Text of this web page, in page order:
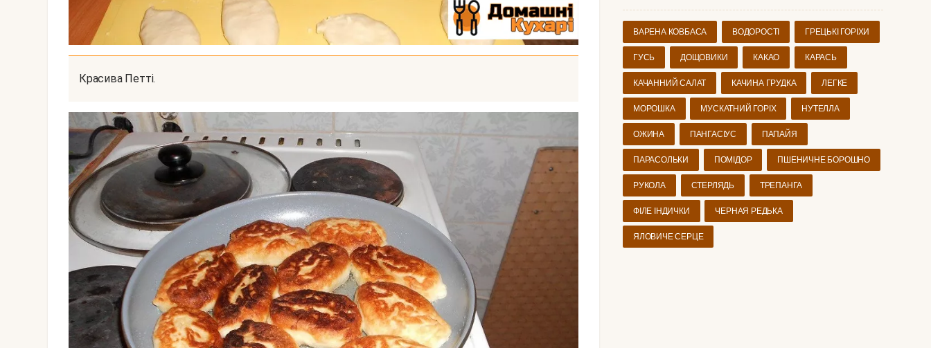
Красива Петті.
ВАРЕНА КОВБАСА ВОДОРОСТІ ГРЕЦЬКІ ГОРІХИ
ГУСЬ ДОЩОВИКИ КАКАО КАРАСЬ
КАЧАННИЙ САЛАТ КАЧИНА ГРУДКА ЛЕГКЕ
МОРОШКА МУСКАТНИЙ ГОРІХ НУТЕЛЛА
ОЖИНА ПАНГАСІУС ПАПАЙЯ
ПАРАСОЛЬКИ ПОМІДОР ПШЕНИЧНЕ БОРОШНО
РУКОЛА СТЕРЛЯДЬ ТРЕПАНГА
ФІЛЕ ІНДИЧКИ ЧЕРНАЯ РЕДЬКА
ЯЛОВИЧЕ СЕРЦЕ